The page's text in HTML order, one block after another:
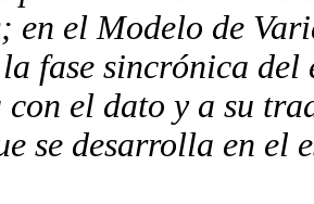
en el Modelo de
fase sincrónica del
el dato y a su
se desarrolla en el